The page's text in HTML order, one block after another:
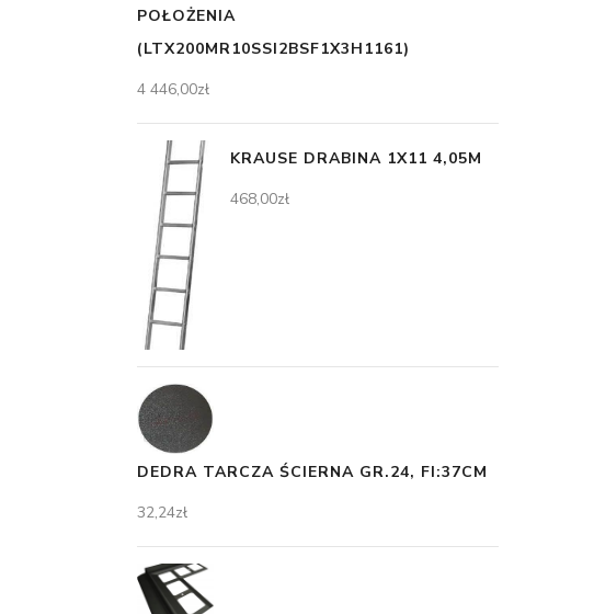
POŁOŻENIA
(LTX200MR10SSI2BSF1X3H1161)
4 446,00zł
KRAUSE DRABINA 1X11 4,05M
468,00zł
DEDRA TARCZA ŚCIERNA GR.24, FI:37CM
32,24zł